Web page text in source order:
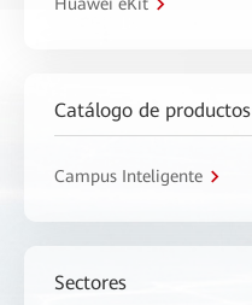
Catálogo de productos
Campus Inteligente
Sectores